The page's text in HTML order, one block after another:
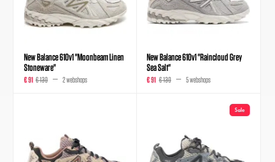
New Balance 610v1 "Moonbeam Linen
Stoneware"
€ 91 € 130 2 webshops
New Balance 610v1 "Raincloud Grey
Sea Salt"
€ 91 € 130 5 webshops
Sale